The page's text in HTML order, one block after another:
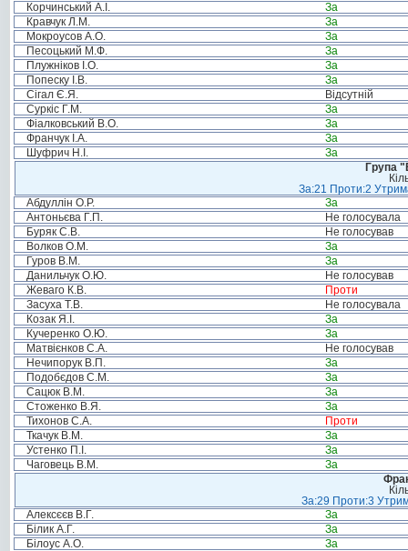
Корчинський А.І.
За
Кравчук Л.М.
За
Мокроусов А.О.
За
Песоцький М.Ф.
За
Плужніков І.О.
За
Попеску І.В.
За
Сігал Є.Я.
Відсутній
Суркіс Г.М.
За
Фіалковський В.О.
За
Франчук І.А.
За
Шуфрич Н.І.
За
Група
За:21 Проти:2
Абдуллін О.Р.
За
Антоньєва Г.П.
Не голосувала
Буряк С.В.
Не голосував
Волков О.М.
За
Гуров В.М.
За
Данильчук О.Ю.
Не голосував
Жеваго К.В.
Проти
Засуха Т.В.
Не голосувала
Козак Я.І.
За
Кучеренко О.Ю.
За
Матвієнков С.А.
Не голосував
Нечипорук В.П.
За
Подобєдов С.М.
За
Сацюк В.М.
За
Стоженко В.Я.
За
Тихонов С.А.
Проти
Ткачук В.М.
За
Устенко П.І.
За
Чаговець В.М.
За
За:29 Проти:3
Алексєєв В.Г.
За
Білик А.Г.
За
Білоус А.О.
За